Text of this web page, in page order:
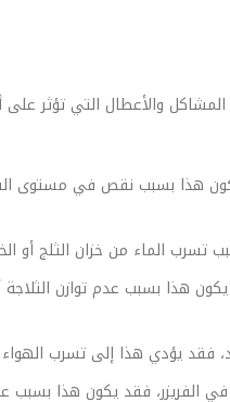
المشاكل والأعطال التي
يكون هذا بسبب نقص في
تسرب الماء من خزان الثلج أو
هذا بسبب عدم توازن
يؤدي هذا إلى تسرب الهواء
الفريزر، فقد يكون هذا